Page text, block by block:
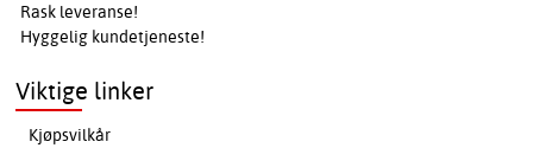
Rask leveranse!
Hyggelig kundetjeneste!
Viktige linker
Kjøpsvilkår